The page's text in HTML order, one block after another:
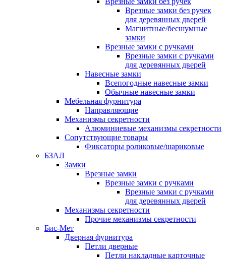
Врезные замки без ручек
для деревянных дверей
Магнитные/бесшумные
замки
Врезные замки с ручками
Врезные замки с ручками
для деревянных дверей
Навесные замки
Всепогодные навесные замки
Обычные навесные замки
Мебельная фурнитура
Направляющие
Механизмы секретности
Алюминиевые механизмы секретности
Сопутствующие товары
Фиксаторы роликовые/шариковые
БЗАЛ
Замки
Врезные замки
Врезные замки с ручками
Врезные замки с ручками
для деревянных дверей
Механизмы секретности
Прочие механизмы секретности
Бис-Мет
Дверная фурнитура
Петли дверные
Петли накладные карточные